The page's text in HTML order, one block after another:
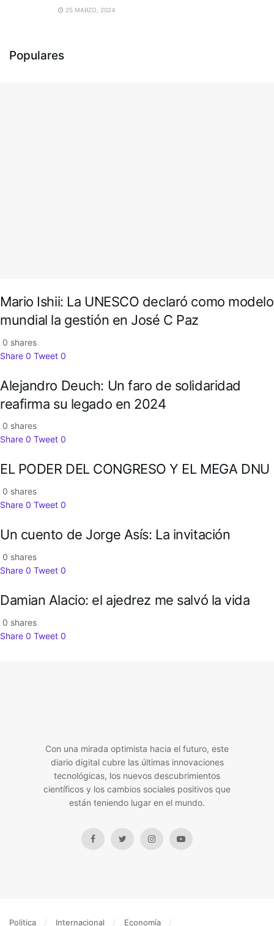
25 MARZO, 2024
Populares
Mario Ishii: La UNESCO declaró como modelo
mundial la gestión en José C Paz
0 shares
Share 0 Tweet 0
Alejandro Deuch: Un faro de solidaridad
reafirma su legado en 2024
0 shares
Share 0 Tweet 0
EL PODER DEL CONGRESO Y EL MEGA DNU
0 shares
Share 0 Tweet 0
Un cuento de Jorge Asís: La invitación
0 shares
Share 0 Tweet 0
Damian Alacio: el ajedrez me salvó la vida
0 shares
Share 0 Tweet 0
Con una mirada optimista hacia el futuro, este
diario digital cubre las últimas innovaciones
tecnológicas, los nuevos descubrimientos
científicos y los cambios sociales positivos que
están teniendo lugar en el mundo.
Politica Internacional Economía